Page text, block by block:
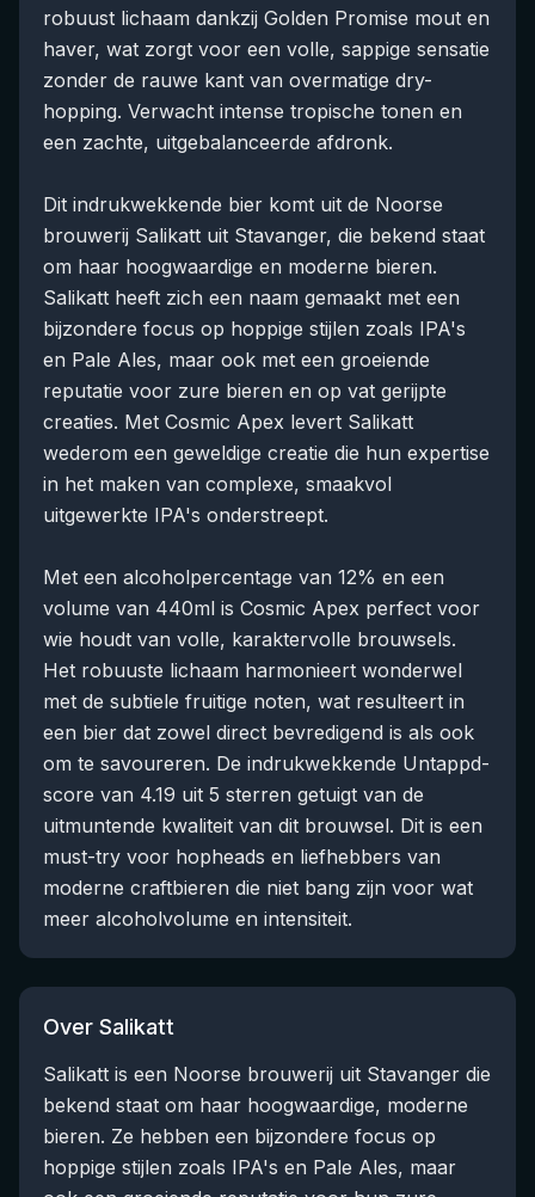
robuust lichaam dankzij Golden Promise mout en
haver, wat zorgt voor een volle, sappige sensatie
zonder de rauwe kant van overmatige dry-
hopping. Verwacht intense tropische tonen en
een zachte, uitgebalanceerde afdronk.
Dit indrukwekkende bier komt uit de Noorse
brouwerij Salikatt uit Stavanger, die bekend staat
om haar hoogwaardige en moderne bieren.
Salikatt heeft zich een naam gemaakt met een
bijzondere focus op hoppige stijlen zoals IPA's
en Pale Ales, maar ook met een groeiende
reputatie voor zure bieren en op vat gerijpte
creaties. Met Cosmic Apex levert Salikatt
wederom een geweldige creatie die hun expertise
in het maken van complexe, smaakvol
uitgewerkte IPA's onderstreept.
Met een alcoholpercentage van 12% en een
volume van 440ml is Cosmic Apex perfect voor
wie houdt van volle, karaktervolle brouwsels.
Het robuuste lichaam harmonieert wonderwel
met de subtiele fruitige noten, wat resulteert in
een bier dat zowel direct bevredigend is als ook
om te savoureren. De indrukwekkende Untappd-
score van 4.19 uit 5 sterren getuigt van de
uitmuntende kwaliteit van dit brouwsel. Dit is een
must-try voor hopheads en liefhebbers van
moderne craftbieren die niet bang zijn voor wat
meer alcoholvolume en intensiteit.
Over Salikatt
Salikatt is een Noorse brouwerij uit Stavanger die
bekend staat om haar hoogwaardige, moderne
bieren. Ze hebben een bijzondere focus op
hoppige stijlen zoals IPA's en Pale Ales, maar